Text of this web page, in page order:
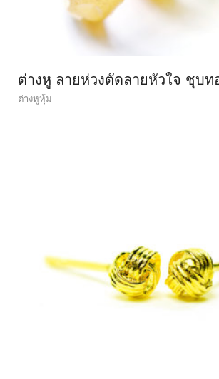
ต่างหู ลายห่วงตัดลายหัวใจ ชุบท
ต่างหูหุ้ม